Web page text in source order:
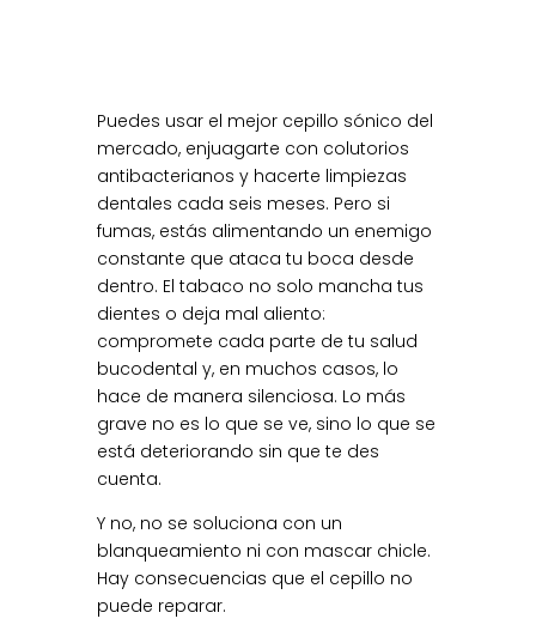
Puedes usar el mejor cepillo sónico del
mercado, enjuagarte con colutorios
antibacterianos y hacerte limpiezas
dentales cada seis meses. Pero si
fumas, estás alimentando un enemigo
constante que ataca tu boca desde
dentro. El tabaco no solo mancha tus
dientes o deja mal aliento:
compromete cada parte de tu salud
bucodental y, en muchos casos, lo
hace de manera silenciosa. Lo más
grave no es lo que se ve, sino lo que se
está deteriorando sin que te des
cuenta.
Y no, no se soluciona con un
blanqueamiento ni con mascar chicle.
Hay consecuencias que el cepillo no
puede reparar.